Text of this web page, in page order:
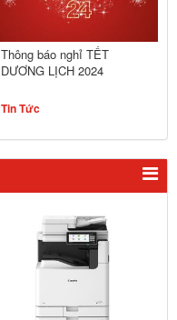
Thông báo nghỉ TẾT
DƯƠNG LỊCH 2024
Tin Tức